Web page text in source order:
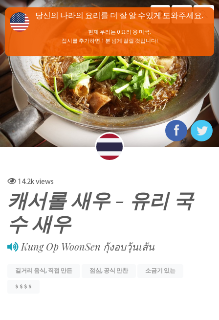
14.2kviews
캐서롤 새우 - 유리 국
수 새우
Kung Op WoonSen กุ้งอบวุ้นเส้น
길거리 음식 , 직접 만든 점심 , 공식 만찬 소금기 있는
$ $ $ $
당신의 나라의 요리를 더 잘 알 수있게 도와주세요.
현재 우리는 0 요리 용 미국.
접시를 추가하면 1 분 넘게 걸릴 것입니다!